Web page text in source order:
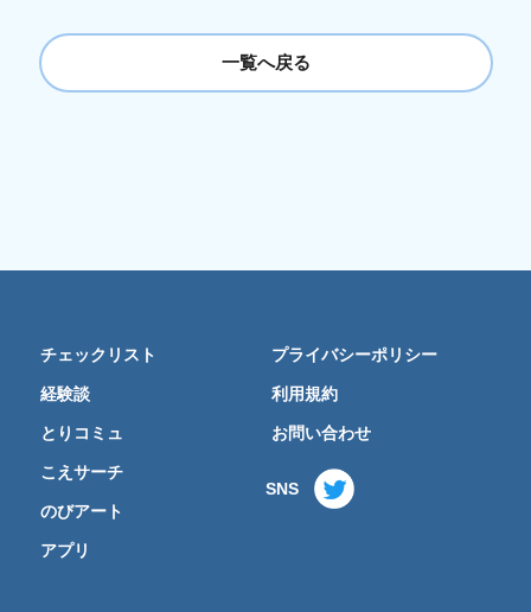
一覧へ戻る
チェックリスト
経験談
とりコミュ
こえサーチ
のびアート
アプリ
プライバシーポリシー
利用規約
お問い合わせ
SNS